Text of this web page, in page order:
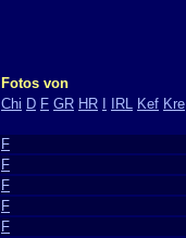
Fotos von
Chi D F GR HR IRL Kef Kre
F
F
F
F
F